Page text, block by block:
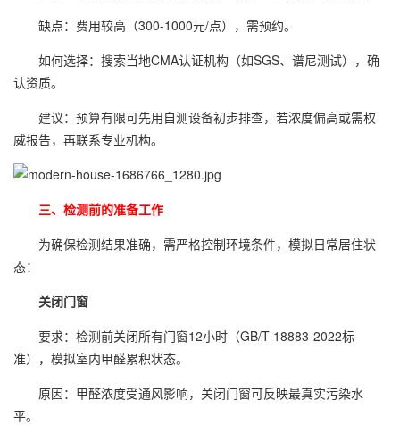
缺点：费用较高（300-1000元/点），需预约。
如何选择：搜索当地CMA认证机构（如SGS、谱尼测试），确
认资质。
建议：预算有限可先用自测设备初步排查，若浓度偏高或需权
威报告，再联系专业机构。
三、检测前的准备工作
为确保检测结果准确，需严格控制环境条件，模拟日常居住状
态：
关闭门窗
要求：检测前关闭所有门窗12小时（GB/T 18883-2022标
准），模拟室内甲醛累积状态。
原因：甲醛浓度受通风影响，关闭门窗可反映最真实污染水
平。